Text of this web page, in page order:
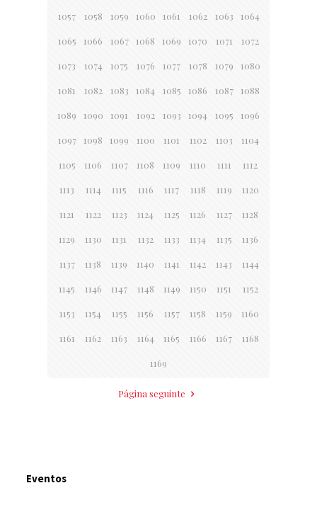
1057 1058 1059 1060 1061 1062 1063 1064
1065 1066 1067 1068 1069 1070 1071 1072
1073 1074 1075 1076 1077 1078 1079 1080
1081 1082 1083 1084 1085 1086 1087 1088
1089 1090 1091 1092 1093 1094 1095 1096
1097 1098 1099 1100 1101 1102 1103 1104
1105 1106 1107 1108 1109 1110 1111 1112
1113 1114 1115 1116 1117 1118 1119 1120
1121 1122 1123 1124 1125 1126 1127 1128
1129 1130 1131 1132 1133 1134 1135 1136
1137 1138 1139 1140 1141 1142 1143 1144
1145 1146 1147 1148 1149 1150 1151 1152
1153 1154 1155 1156 1157 1158 1159 1160
1161 1162 1163 1164 1165 1166 1167 1168
1169
Página seguinte
Eventos